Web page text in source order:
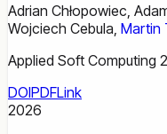
Adrian Chłopowiec
Wojciech Cebula Martin
Applied Soft Computing
DOIPDFLink
2026